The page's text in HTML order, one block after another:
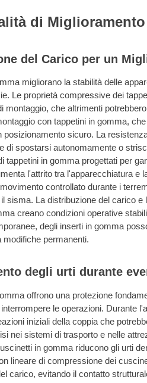
di
del Carico per un
migliorano la stabilità delle
Le proprietà compressive dei
montaggio, che altrimenti
con tappetini in gomma,
posizionamento sicuro. La
di spostarsi autonomamente o
tappetini in gomma progettati per
l'attrito tra l'apparecchiatura e
controllato durante i
sisma. La distribuzione del carico
creano condizioni operative
degli inserti in gomma
modifiche permanenti.
degli urti durante
offrono una protezione
le operazioni. Durante
iniziali della coppia che
nei sistemi di trasporto e nelle
in gomma riducono gli urti
lineare di compressione dei
carico, evitando il contatto